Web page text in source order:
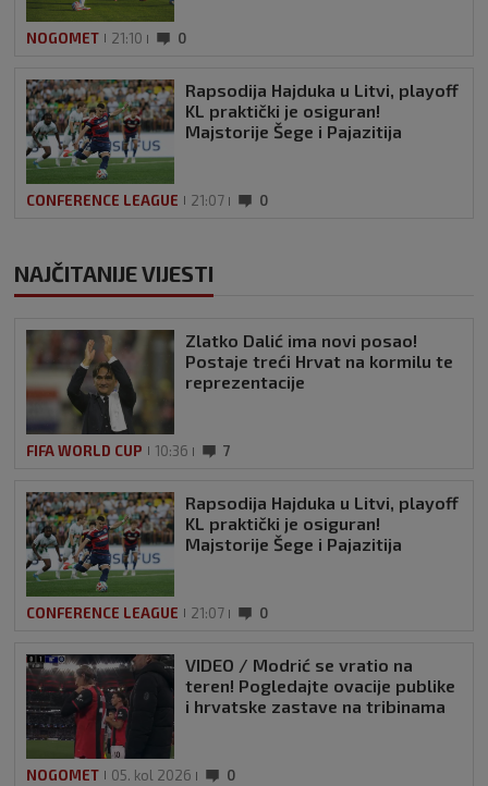
NOGOMET 21:10 0
Rapsodija Hajduka u Litvi, playoff
KL praktički je osiguran!
Majstorije Šege i Pajazitija
CONFERENCE LEAGUE 21:07 0
NAJČITANIJE VIJESTI
Zlatko Dalić ima novi posao!
Postaje treći Hrvat na kormilu te
reprezentacije
FIFA WORLD CUP 10:36 7
Rapsodija Hajduka u Litvi, playoff
KL praktički je osiguran!
Majstorije Šege i Pajazitija
CONFERENCE LEAGUE 21:07 0
VIDEO / Modrić se vratio na
teren! Pogledajte ovacije publike
i hrvatske zastave na tribinama
NOGOMET 05. kol 2026 0